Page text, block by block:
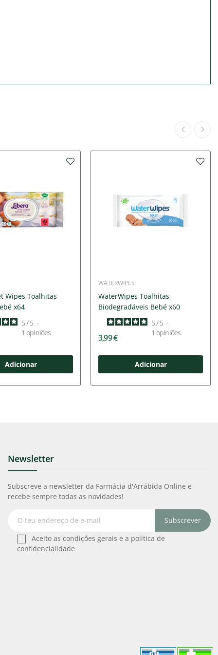
Wipes Toalhitas
x64
5/5 -
1 opiniões
Adicionar
WATERWIPES
WaterWipes Toalhitas
Biodegradáveis Bebé x60
5/ 5 -
1 opiniões
3,99 €
Adicionar
Newsletter
Subscreve a newsletter da Farmácia d'Arrábida Online e
recebe sempre todas as novidades!
Subscrever
Aceito as condições gerais e a política de
confidencialidade